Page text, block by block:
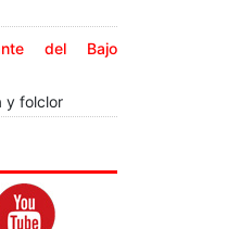
del Bajo
y folclor